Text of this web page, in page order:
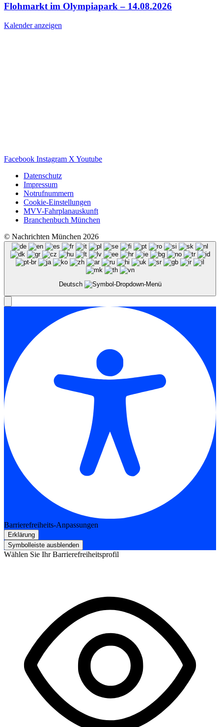
Flohmarkt im Olympiapark – 14.08.2026
Kalender anzeigen
Facebook Instagram X Youtube
Datenschutz
Impressum
Notrufnummern
Cookie-Einstellungen
MVV-Fahrplanauskunft
Branchenbuch München
© Nachrichten München 2026
Deutsch
Barrierefreiheits-Anpassungen
Erklärung
Symbolleiste ausblenden
Wählen Sie Ihr Barrierefreiheitsprofil